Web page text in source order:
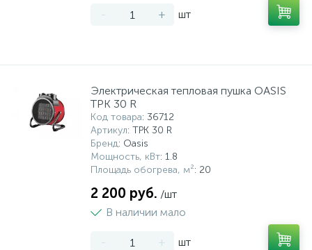
- + шт
Электрическая тепловая пушка OASIS
ТРК 30 R
Код товара: 36712
Артикул: ТРК 30 R
Бренд: Oasis
Мощность, кВт: 1.8
Площадь обогрева, м²: 20
2 200 руб. /шт
В наличии мало
- + шт